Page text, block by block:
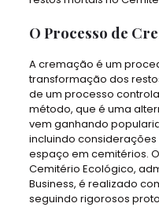
O Processo de
A cremação é um
transformação dos
de um processo
método, que é uma
vem ganhando
incluindo
espaço em cemitérios.
Cemitério Ecológico,
Business, é realizado
seguindo rigorosos